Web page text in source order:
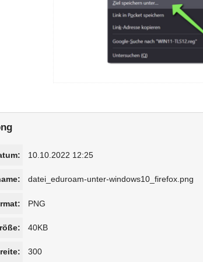
10.10.2022 12:25
datei_eduroam-unter-windows10_firefox.png
PNG
40KB
300